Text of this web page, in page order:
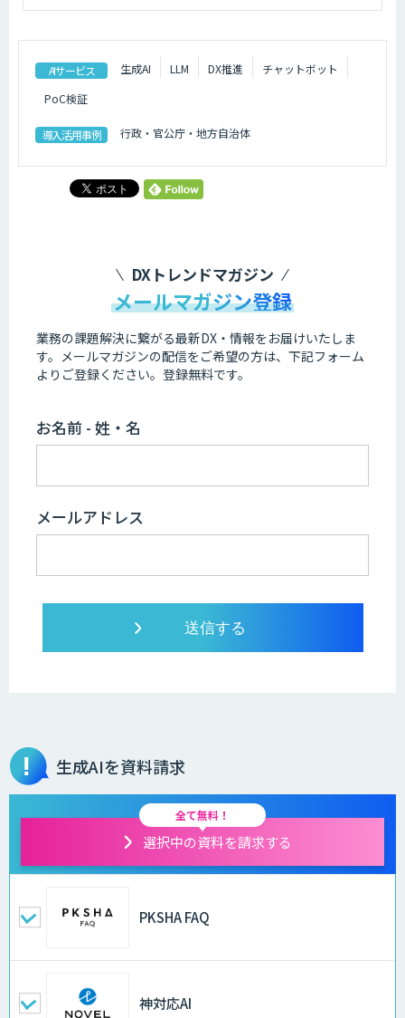
AIサービス 生成AI LLM DX推進
チャットボット
PoC検証
導入活用事例 行政・官公庁・地方自治体
DXトレンドマガジン
メールマガジン登録
業務の課題解決に繋がる最新DX・情報をお届けいたしま
す。 メールマガジンの配信をご希望の方は、下記フォーム
よりご登録ください。登録無料です。
お名前 - 姓・名
メールアドレス
生成AIを資料請求
全て無料！
選択中の資料を請求する
PKSHA FAQ
神対応AI